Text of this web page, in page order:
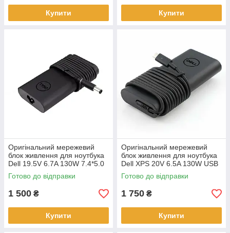
Купити Купити
Оригінальний мережевий
блок живлення для ноутбука
Dell 19.5V 6.7A 130W 7.4*5.0
mm Ovale
Готово до відправки
1 500 ₴
Купити
Оригінальний мережевий
блок живлення для ноутбука
Dell XPS 20V 6.5A 130W USB
Type-C Ovale
Готово до відправки
1 750 ₴
Купити